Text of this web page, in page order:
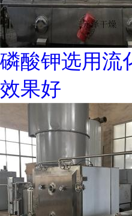
磷酸钾选用流
效果好